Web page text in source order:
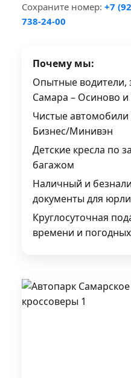
Сохраните номер: +7
738-24-00
Почему мы:
Опытные
Самара – Осиново
Чистые
Бизнес/Минивэн
Детские кресла по
багажом
Наличный и
документы для
Круглосуточная
времени и